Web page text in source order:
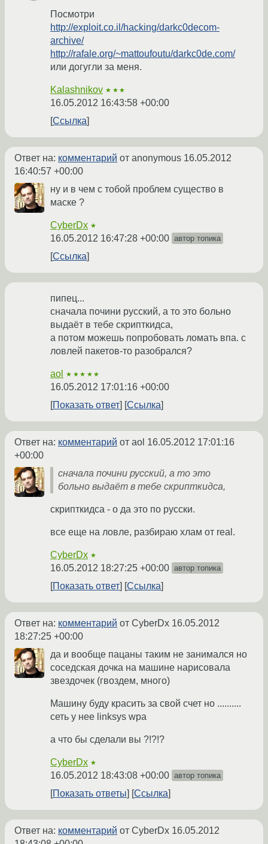
Посмотри
http://exploit.co.il/hacking/darkc0decom-
archive/
http://rafale.org/~mattoufoutu/darkc0de.com/
или догугли за меня.
Kalashnikov ★★★
16.05.2012 16:43:58 +00:00
Ссылка
Ответ на: комментарий от anonymous 16.05.2012
16:40:57 +00:00
ну и в чем с тобой проблем существо в
маске ?
CyberDx ★
16.05.2012 16:47:28 +00:00 автор топика
Ссылка
пипец...
сначала почини русский, а то это больно
выдаёт в тебе скрипткидса,
а потом можешь попробовать ломать впа. с
ловлей пакетов-то разобрался?
aol ★★★★★
16.05.2012 17:01:16 +00:00
Показать ответ
Ссылка
Ответ на: комментарий от aol 16.05.2012 17:01:16
+00:00
сначала почини русский, а то это
больно выдаёт в тебе скрипткидса,
скрипткидса - о да это по русски.
все еще на ловле, разбираю хлам от real.
CyberDx ★
16.05.2012 18:27:25 +00:00 автор топика
Показать ответ Ссылка
Ответ на: комментарий от CyberDx 16.05.2012
18:27:25 +00:00
да и вообще пацаны таким не занимался но
соседская дочка на машине нарисовала
звездочек (гвоздем, много)
Машину буду красить за свой счет но ..........
сеть у нее linksys wpa
a что бы сделали вы ?!?!?
CyberDx ★
16.05.2012 18:43:08 +00:00 автор топика
Показать ответы Ссылка
Ответ на: комментарий от CyberDx 16.05.2012